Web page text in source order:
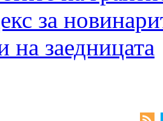
за
на заедницата